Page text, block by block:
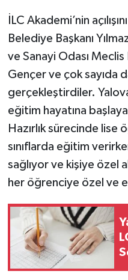
İLC Akademi’nin
Belediye Başkanı
ve Sanayi Odası Meclis
Gençer ve çok sayıda
gerçekleştirdiler.
eğitim hayatına
Hazırlık sürecinde lise
sınıflarda eğitim
sağlıyor ve kişiye özel
her öğrenciye özel ve